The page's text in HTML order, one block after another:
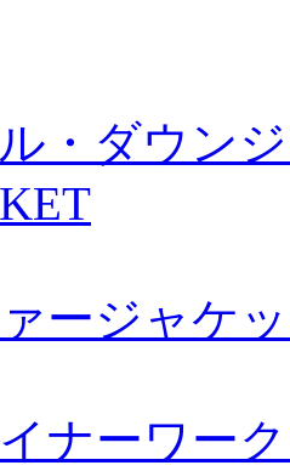
・ダウン
ージャケッ
ナーワー